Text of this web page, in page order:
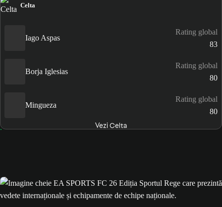
Celta
Iago Aspas
Rating global
83
Borja Iglesias
Rating global
80
Mingueza
Rating global
80
Vezi Celta